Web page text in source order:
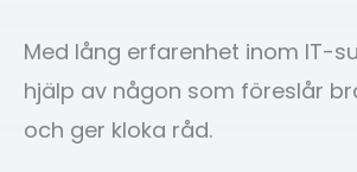
iPhone
Med lång erfarenhet inom IT-
hjälp av någon som föreslår
och ger kloka råd.